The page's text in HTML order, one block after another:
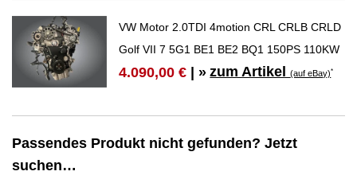
VW Motor 2.0TDI 4motion CRL CRLB CRLD
Golf VII 7 5G1 BE1 BE2 BQ1 150PS 110KW
4.090,00 € | » zum Artikel(auf eBay)*
Passendes Produkt nicht gefunden? Jetzt
suchen…